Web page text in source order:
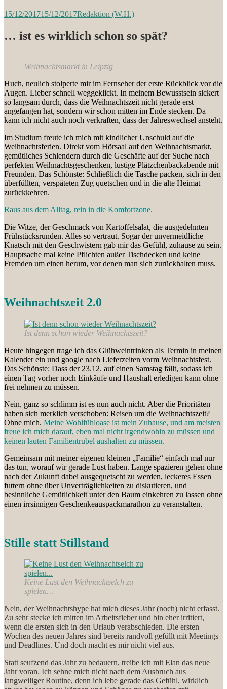
15/12/201715/12/2017Redaktion (W.H.)
… ist es wirklich schon so spät?
Weihnachtsmarkt in Leipzig
Huch, neulich stolperte mir im Fernseher der erste Rückblick vor die
Augen. Lieber schnell weggeklickt. In meinem Bewusstsein sickert
so langsam durch, dass die Weihnachtszeit nicht gerade erst
angefangen hat, sondern wir schon mitten im Ende stecken. Da
kann ich nicht auch noch verkraften, dass der Jahreswechsel ansteht.
Im Studium freute ich mich mit kindlicher Unschuld auf die
Weihnachtsferien. Direkt vom Hörsaal auf den Weihnachtsmarkt,
gemütliches Schlendern durch die Geschäfte auf der Suche nach
perfekten Weihnachtsgeschenken, lustige Plätzchenbackabende mit
Freunden. Das Schönste: Schließlich die Tasche packen, sich in den
überfüllten, verspäteten Zug quetschen und in die alte Heimat
zurückkehren.
Raus aus dem Alltag, rein in die Komfortzone.
Die Witze, der Geschmack von Kartoffelsalat, die ausgedehnten
Frühstücksrunden. Alles so vertraut. Sogar der unvermeidliche
Knatsch mit den Geschwistern gab mir das Gefühl, zuhause zu sein.
Hauptsache mal keine Pflichten außer Tischdecken und keine
Fremden um einen herum, vor denen man sich zurückhalten muss.
Weihnachtszeit 2.0
Ist denn schon wieder Weihnachtszeit?
Heute hingegen trage ich das Glühweintrinken als Termin in meinen
Kalender ein und google nach Lieferzeiten vorm Weihnachtsfest.
Das Schönste: Dass der 23.12. auf einen Samstag fällt, sodass ich
einen Tag vorher noch Einkäufe und Haushalt erledigen kann ohne
frei nehmen zu müssen.
Nein, ganz so schlimm ist es nun auch nicht. Aber die Prioritäten
haben sich merklich verschoben: Reisen um die Weihnachtszeit?
Ohne mich. Meine Wohlfühloase ist mein Zuhause, und am meisten
freue ich mich darauf, eben mal nicht irgendwohin zu müssen und
keinen lauten Familientrubel aushalten zu müssen.
Gemeinsam mit meiner eigenen kleinen „Familie“ einfach mal nur
das tun, worauf wir gerade Lust haben. Lange spazieren gehen ohne
nach der Zukunft dabei ausgequetscht zu werden, leckeres Essen
futtern ohne über Unverträglichkeiten zu diskutieren, und
besinnliche Gemütlichkeit unter den Baum einkehren zu lassen ohne
einen irrsinnigen Geschenkeauspackmarathon zu veranstalten.
Stille statt Stillstand
Keine Lust den Weihnachtselch zu
spielen…
Nein, der Weihnachtshype hat mich dieses Jahr (noch) nicht erfasst.
Zu sehr stecke ich mitten im Arbeitsfieber und bin eher irritiert,
wenn die ersten sich in den Urlaub verabschieden. Die ersten
Wochen des neuen Jahres sind bereits randvoll gefüllt mit Meetings
und Deadlines. Und doch macht es mir nicht viel aus.
Statt seufzend das Jahr zu bedauern, treibe ich mit Elan das neue
Jahr voran. Ich sehne mich nicht nach dem Ausbruch aus
langweiliger Routine, denn ich lebe gerade das Gefühl, wirklich